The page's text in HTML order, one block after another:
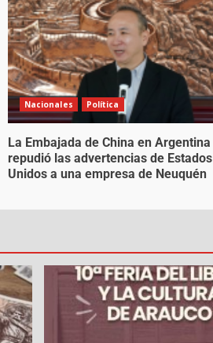
Nacionales Política
La Embajada de China en Argentina
repudió las advertencias de Estados
Unidos a una empresa de Neuquén